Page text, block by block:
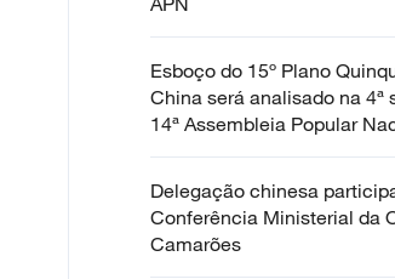
Esboço do 15º Plano
China será analisado na 4ª
14ª Assembleia Popular
Delegação chinesa
Conferência Ministerial da
Camarões